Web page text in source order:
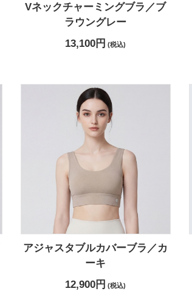
Vネックチャーミングブラ／ブ
ラウングレー
13,100円 (税込)
アジャスタブルカバーブラ／カ
ーキ
12,900円 (税込)